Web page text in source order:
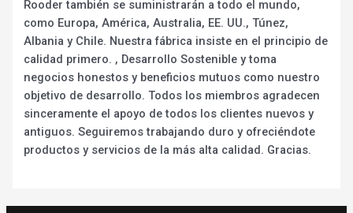
Rooder también se suministrarán a todo el mundo,
como Europa, América, Australia, EE. UU., Túnez,
Albania y Chile. Nuestra fábrica insiste en el principio de
calidad primero. , Desarrollo Sostenible y toma
negocios honestos y beneficios mutuos como nuestro
objetivo de desarrollo. Todos los miembros agradecen
sinceramente el apoyo de todos los clientes nuevos y
antiguos. Seguiremos trabajando duro y ofreciéndote
productos y servicios de la más alta calidad. Gracias.